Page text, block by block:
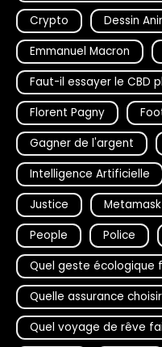
Crypto
Dessin
Emmanuel Macron
Faut-il essayer le CBD
Florent Pagny
Gagner de l'argent
Intelligence Artificielle
Justice
Metamask
People
Police
Quel geste écologique
Quelle assurance choisir
Quel voyage de rêve